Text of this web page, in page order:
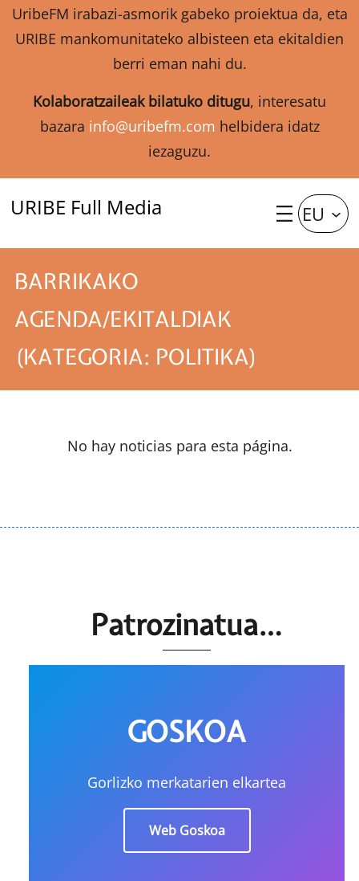
UribeFM irabazi-asmorik gabeko proiektua da, eta
URIBE mankomunitateko albisteen eta ekitaldien
berri eman nahi du.
Kolaboratzaileak bilatuko ditugu, interesatu
bazara info@uribefm.com helbidera idatz
iezaguzu.
URIBE Full Media EU
BARRIKAKO
AGENDA/EKITALDIAK
(KATEGORIA: POLITIKA)
No hay noticias para esta página.
Patrozinatua…
GOSKOA
Gorlizko merkatarien elkartea
Web Goskoa